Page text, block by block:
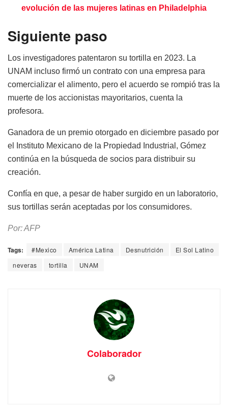
evolución de las mujeres latinas en Philadelphia
Siguiente paso
Los investigadores patentaron su tortilla en 2023. La
UNAM incluso firmó un contrato con una empresa para
comercializar el alimento, pero el acuerdo se rompió tras la
muerte de los accionistas mayoritarios, cuenta la
profesora.
Ganadora de un premio otorgado en diciembre pasado por
el Instituto Mexicano de la Propiedad Industrial, Gómez
continúa en la búsqueda de socios para distribuir su
creación.
Confía en que, a pesar de haber surgido en un laboratorio,
sus tortillas serán aceptadas por los consumidores.
Por: AFP
Tags: #Mexico América Latina Desnutrición
El Sol Latino
neveras
tortilla UNAM
Colaborador